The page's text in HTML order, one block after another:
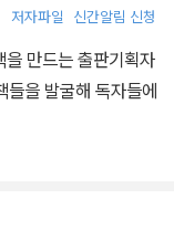
폭발적인 반응을 끌어
온 이야기를 한 권의
을 하며 세계적인
저자파일 신간알림 신청
만드는 출판기획자
을 발굴해 독자들에